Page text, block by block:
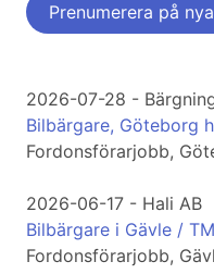
Prenumerera på
2026-07-28 -
Bilbärgare, Göteborg
Fordonsförarjobb,
2026-06-17 - Hali AB
Bilbärgare i Gävle /
Fordonsförarjobb,